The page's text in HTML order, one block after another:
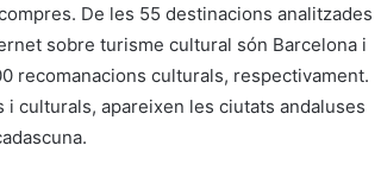
De les 55 destinacions analitzades
sobre turisme cultural són Barcelona i
recomanacions culturals, respectivament.
culturals, apareixen les ciutats andaluses